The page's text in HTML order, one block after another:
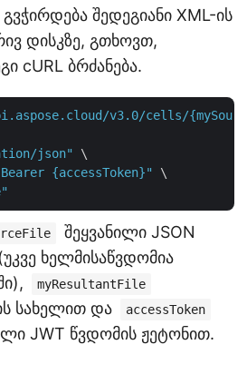
შედეგიანი XML-ის
დისკზე, გთხოვთ,
cURL ბრძანება.
v3.0/cells/
json"
\
{accessToken}"
\
შეყვანილი JSON
ხელმისაწვდომია
myResultantFile
სახელით და accessToken
JWT წვდომის ჟეტონით.